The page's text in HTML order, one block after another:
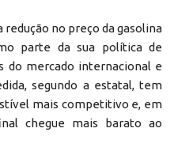
no preço da gasolina
parte da sua política de
do mercado internacional e
segundo a estatal, tem
mais competitivo e, em
chegue mais barato ao